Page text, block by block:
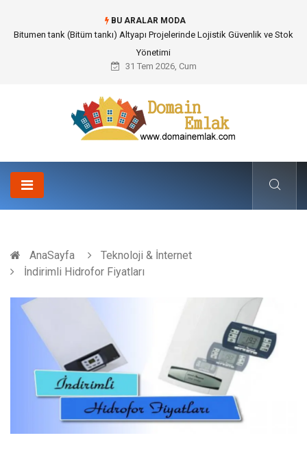
BU ARALAR MODA
Güvenilir Chip Satışı: Kesintisiz Poker Deneyimi İçin Profesyonel Destek
31 Tem 2026, Cum
AnaSayfa
Teknoloji & İnternet
İndirimli Hidrofor Fiyatları